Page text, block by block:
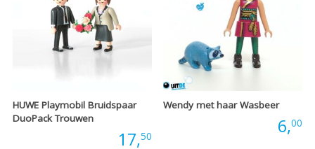
HUWE Playmobil Bruidspaar
DuoPack Trouwen
17,50
Wendy met haar Wasbeer
6,00